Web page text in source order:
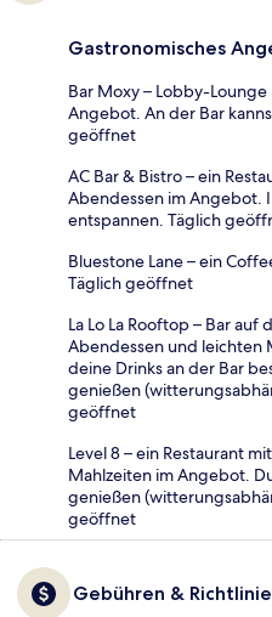
Gastronomisches
Bar Moxy – Lobby-
Angebot. An der Bar
geöffnet
AC Bar & Bistro – ein
Abendessen im Angebot.
entspannen. Täglich
Bluestone Lane – ein
Täglich geöffnet
La Lo La Rooftop – Bar
Abendessen und leichten
deine Drinks an der Bar
genießen
geöffnet
Level 8 – ein Restaurant
Mahlzeiten im Angebot.
genießen
geöffnet
Gebühren &